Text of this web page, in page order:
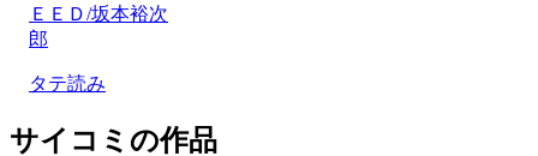
ＥＥＤ/坂本裕次
郎
タテ読み
サイコミの作品